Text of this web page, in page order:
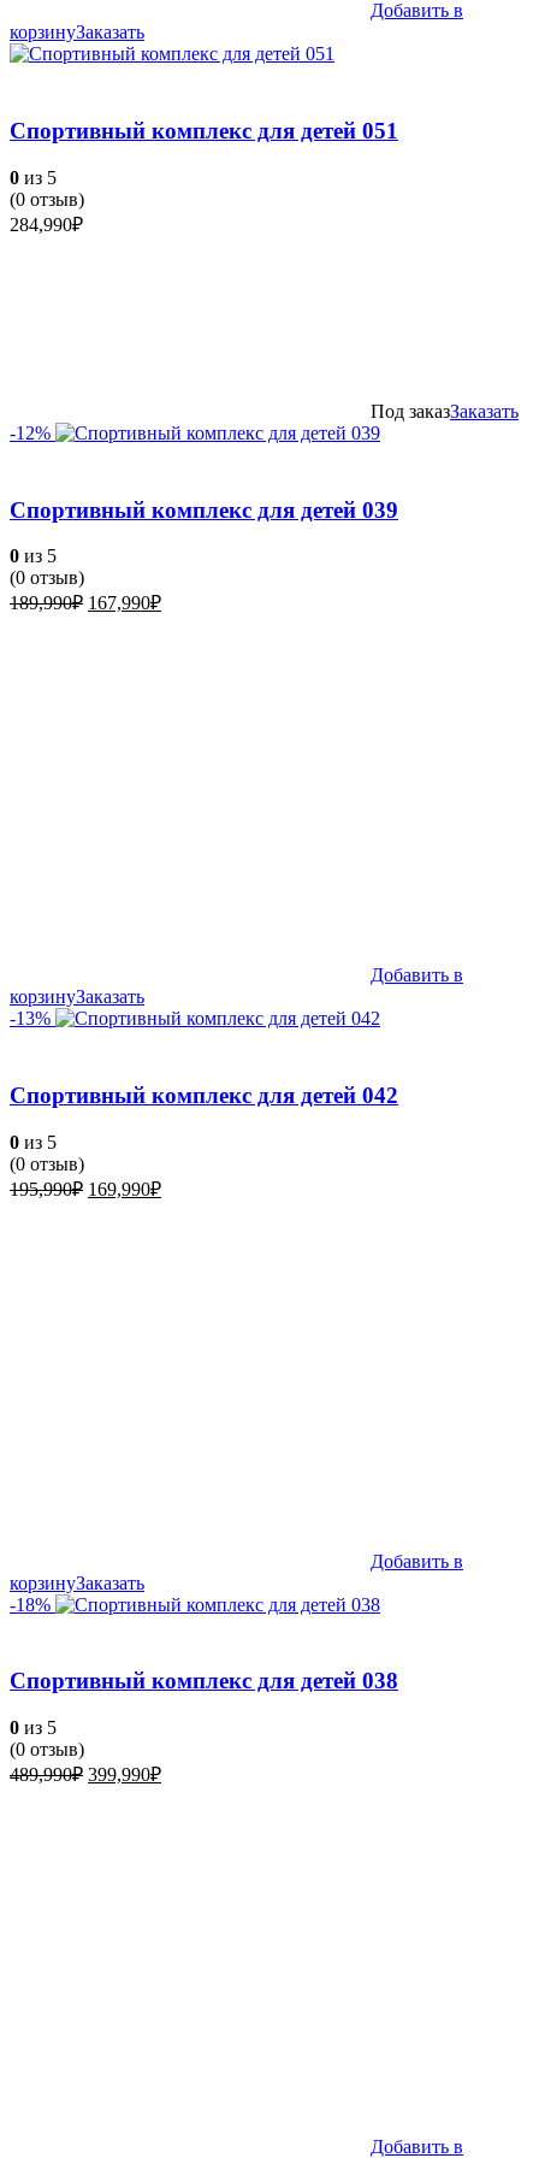
Добавить в
корзинуЗаказать
Спортивный комплекс для детей 051
0 из 5
(0 отзыв)
284,990₽
Под заказЗаказать
-12%
Спортивный комплекс для детей 039
0 из 5
(0 отзыв)
189,990₽ Первоначальная
167,990₽Текущая
Добавить в
корзинуЗаказать
-13%
Спортивный комплекс для детей 042
0 из 5
(0 отзыв)
195,990₽ Первоначальная
169,990₽Текущая
Добавить в
корзинуЗаказать
-18%
Спортивный комплекс для детей 038
0 из 5
(0 отзыв)
489,990₽ Первоначальная
399,990₽Текущая
Добавить в